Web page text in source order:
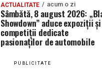
ACTUALITATE acum o zi
Sâmbătă, 8 august 2026:
Showdown” aduce expoziții și
competiții dedicate
pasionaților de automobile
PUBLICITATE